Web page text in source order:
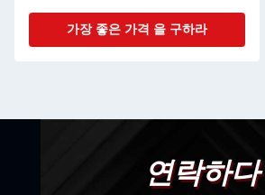
가장 좋은 가격 을 구하라
연락하다